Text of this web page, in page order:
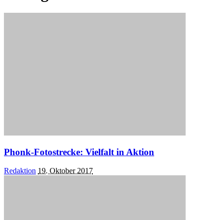
Phonk-Fotostrecke: Vielfalt in Aktion
Posted
Redaktion 19. Oktober 2017